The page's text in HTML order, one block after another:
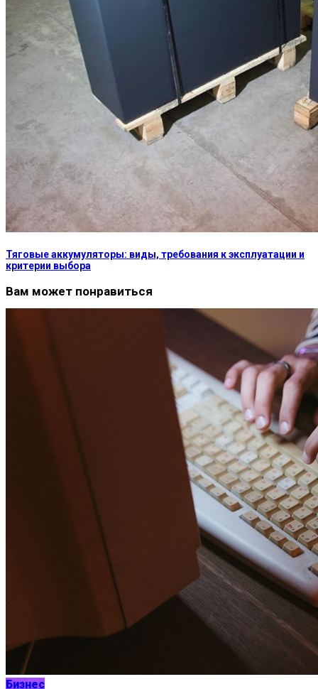
Тяговые аккумуляторы: виды, требования к эксплуатации и
критерии выбора
Вам может понравиться
Бизнес